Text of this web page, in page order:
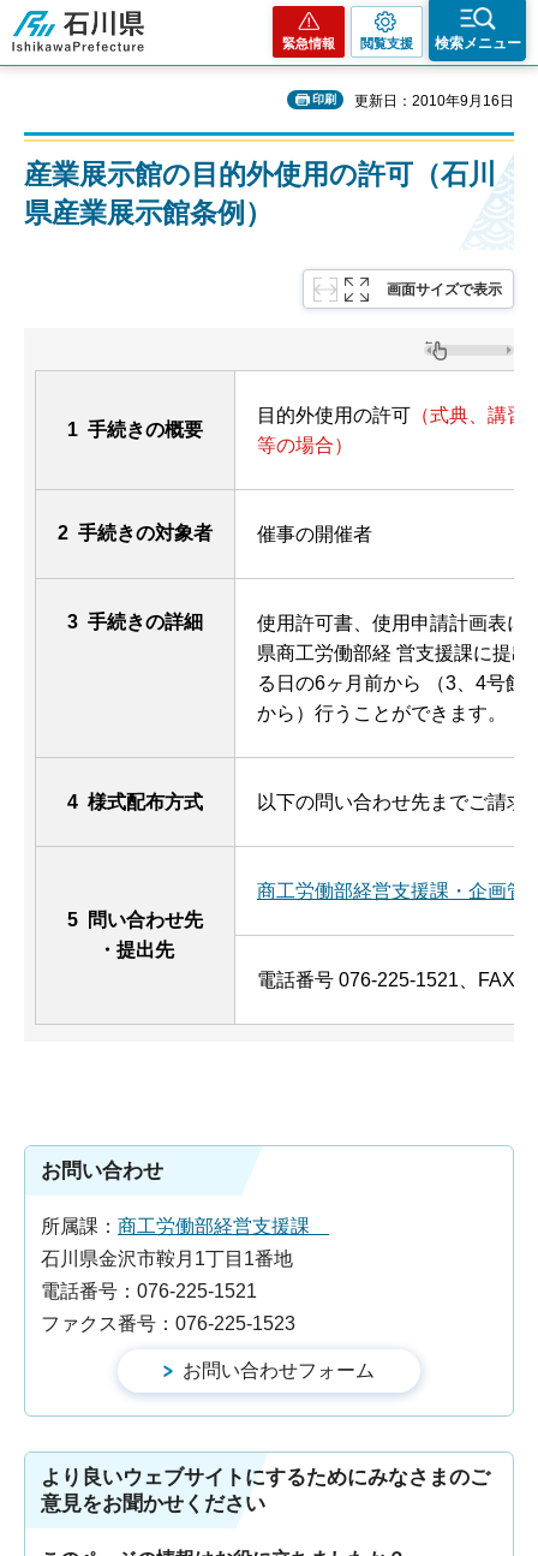
石川県
緊急情報 閲覧支援 検索メニュー
印刷 更新日：2010年9月16日
産業展示館の目的外使用の許可（石川
県産業展示館条例）
画面サイズで表示
1 手続きの概要
目的外使用の許可 （式典、講
等の場合）
2 手続きの対象者 催事の開催者
3 手続きの詳細
使用許可書、使用申請計画表に
県商工労働部経 営支援課に提
る日の6ヶ月前から （3、4号館
から）行うことができます。
4 様式配布方式 以下の問い合わせ先までご請求
5 問い合わせ先
・提出先
商工労働部経営支援課・企画管
電話番号 076-225-1521、FAX
お問い合わせ
所属課： 商工労働部経営支援課
石川県金沢市鞍月1丁目1番地
電話番号：076-225-1521
ファクス番号：076-225-1523
より良いウェブサイトにするためにみなさまのご
意見をお聞かせください